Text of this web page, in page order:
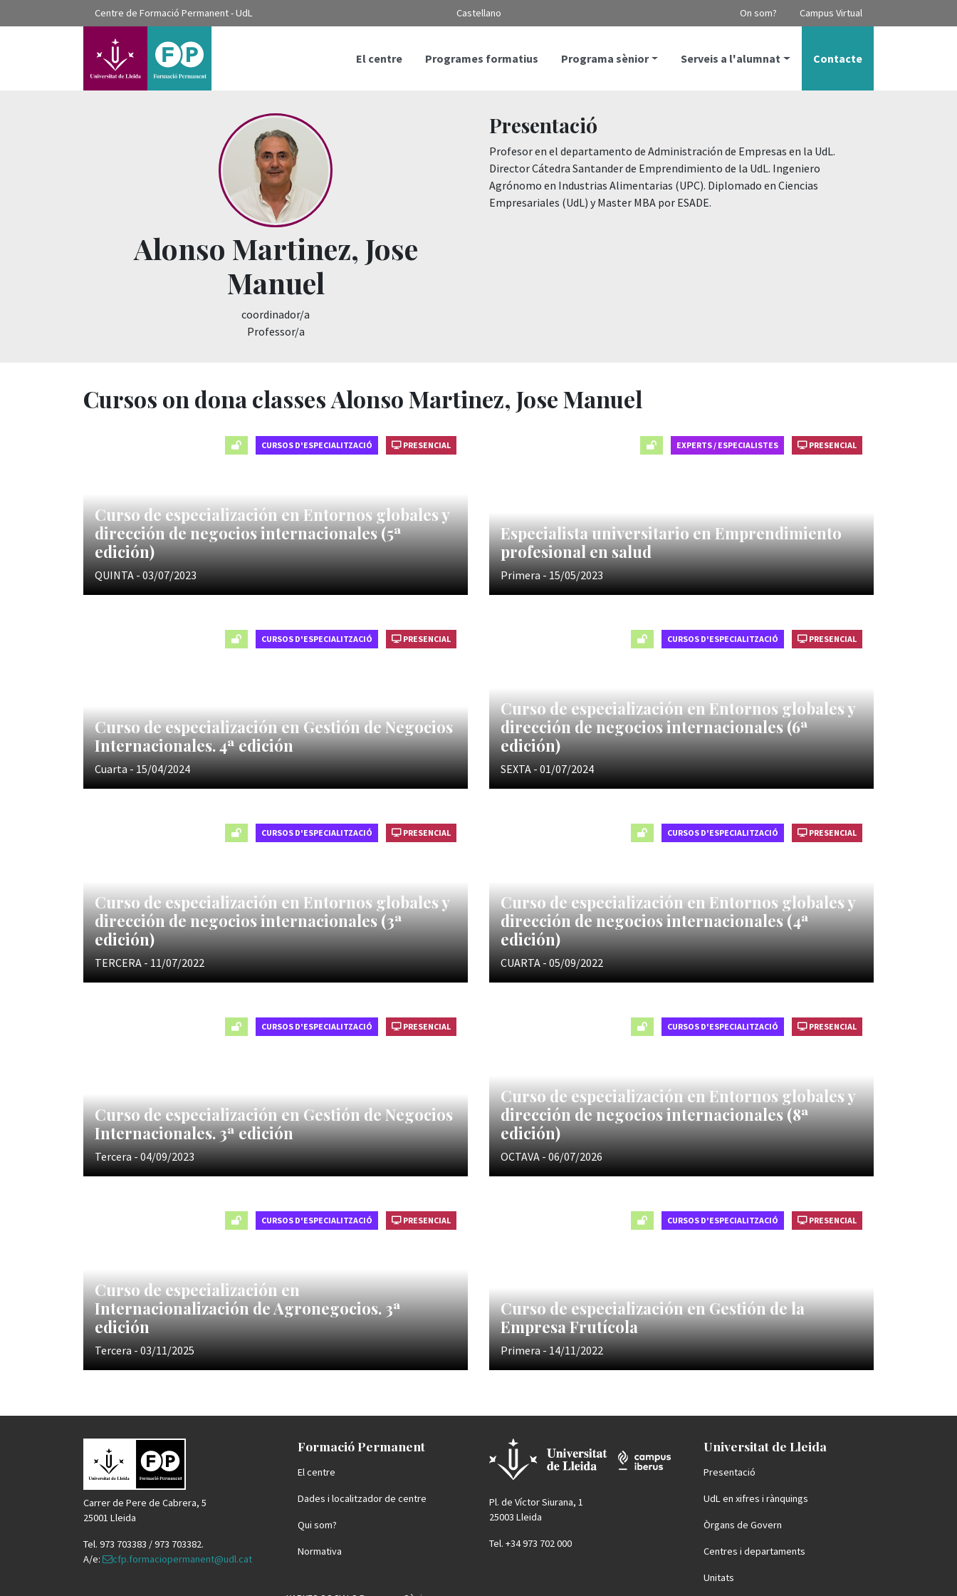
???label.access.jump.content???
???label.access.jump.header???
???label.access.jump.footer???
???label.access.jump.menu???
Centre de Formació Permanent - UdL Castellano On som? Campus Virtual
El centre Programes formatius Programa sènior Serveis a l'alumnat Contacte
Alonso Martinez, Jose
Manuel
coordinador/a
Professor/a
Presentació
Profesor en el departamento de Administración de Empresas en la UdL.
Director Cátedra Santander de Emprendimiento de la UdL. Ingeniero
Agrónomo en Industrias Alimentarias (UPC). Diplomado en Ciencias
Empresariales (UdL) y Master MBA por ESADE.
Cursos on dona classes Alonso Martinez, Jose Manuel
CURSOS D'ESPECIALITZACIÓ PRESENCIAL
Curso de especialización en Entornos globales y
dirección de negocios internacionales (5ª
edición)
QUINTA - 03/07/2023
EXPERTS / ESPECIALISTES PRESENCIAL
Especialista universitario en Emprendimiento
profesional en salud
Primera - 15/05/2023
CURSOS D'ESPECIALITZACIÓ PRESENCIAL
Curso de especialización en Gestión de Negocios
Internacionales. 4ª edición
Cuarta - 15/04/2024
CURSOS D'ESPECIALITZACIÓ PRESENCIAL
Curso de especialización en Entornos globales y
dirección de negocios internacionales (6ª
edición)
SEXTA - 01/07/2024
CURSOS D'ESPECIALITZACIÓ PRESENCIAL
Curso de especialización en Entornos globales y
dirección de negocios internacionales (3ª
edición)
TERCERA - 11/07/2022
CURSOS D'ESPECIALITZACIÓ PRESENCIAL
Curso de especialización en Entornos globales y
dirección de negocios internacionales (4ª
edición)
CUARTA - 05/09/2022
CURSOS D'ESPECIALITZACIÓ PRESENCIAL
Curso de especialización en Gestión de Negocios
Internacionales. 3ª edición
Tercera - 04/09/2023
CURSOS D'ESPECIALITZACIÓ PRESENCIAL
Curso de especialización en Entornos globales y
dirección de negocios internacionales (8ª
edición)
OCTAVA - 06/07/2026
CURSOS D'ESPECIALITZACIÓ PRESENCIAL
Curso de especialización en
Internacionalización de Agronegocios. 3ª
edición
Tercera - 03/11/2025
CURSOS D'ESPECIALITZACIÓ PRESENCIAL
Curso de especialización en Gestión de la
Empresa Frutícola
Primera - 14/11/2022
Carrer de Pere de Cabrera, 5
25001 Lleida
Tel. 973 703383 / 973 703382.
A/e:
cfp.formaciopermanent@udl.cat
Formació Permanent
El centre
Dades i localitzador de centre
Qui som?
Normativa
Pl. de Víctor Siurana, 1
25003 Lleida
Tel. +34 973 702 000
Universitat de Lleida
Presentació
UdL en xifres i rànquings
Òrgans de Govern
Centres i departaments
Unitats